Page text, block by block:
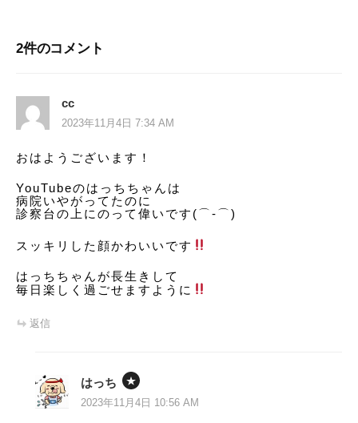
ゲ
シ
2件のコメント
cc
2023年11月4日 7:34 AM
おはようございます！
YouTubeのはっちちゃんは
病院いやがってたのに
診察台の上にのって偉いです(⌒‐⌒)
スッキリした顔かわいいです
はっちちゃんが長生きして
毎日楽しく過ごせますように
返信
はっち
2023年11月4日 10:56 AM